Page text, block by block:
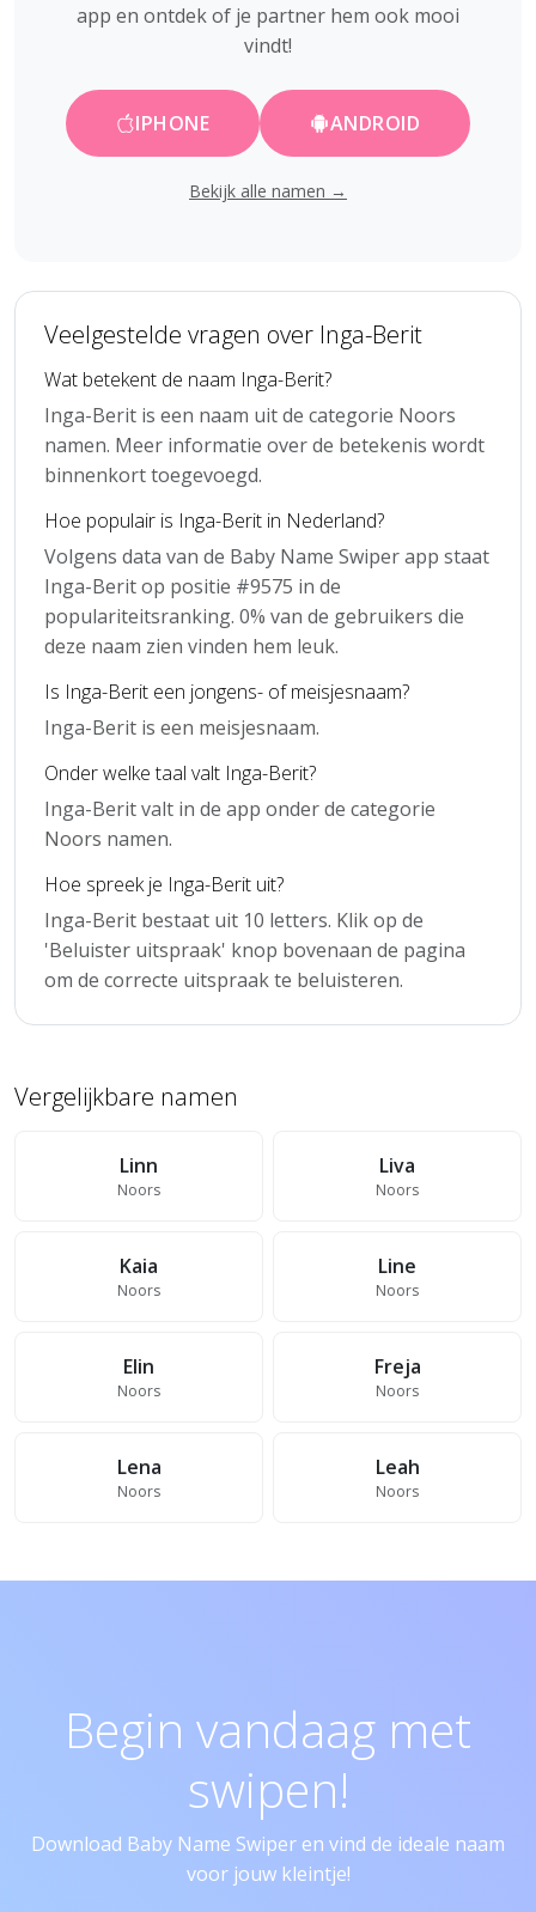
app en ontdek of je partner hem ook mooi
vindt!
IPHONE ANDROID
Bekijk alle namen →
Veelgestelde vragen over Inga-Berit
Wat betekent de naam Inga-Berit?
Inga-Berit is een naam uit de categorie Noors
namen. Meer informatie over de betekenis wordt
binnenkort toegevoegd.
Hoe populair is Inga-Berit in Nederland?
Volgens data van de Baby Name Swiper app staat
Inga-Berit op positie #9575 in de
populariteitsranking. 0% van de gebruikers die
deze naam zien vinden hem leuk.
Is Inga-Berit een jongens- of meisjesnaam?
Inga-Berit is een meisjesnaam.
Onder welke taal valt Inga-Berit?
Inga-Berit valt in de app onder de categorie
Noors namen.
Hoe spreek je Inga-Berit uit?
Inga-Berit bestaat uit 10 letters. Klik op de
'Beluister uitspraak' knop bovenaan de pagina
om de correcte uitspraak te beluisteren.
Vergelijkbare namen
Linn
Noors
Liva
Noors
Kaia
Noors
Line
Noors
Elin
Noors
Freja
Noors
Lena
Noors
Leah
Noors
Begin vandaag met
swipen!
Download Baby Name Swiper en vind de ideale naam
voor jouw kleintje!